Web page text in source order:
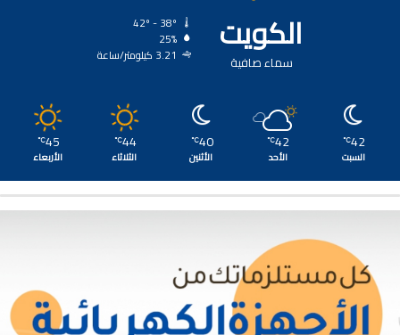
الكويت
سماء صافية
25%
3.21 كيلومتر/ساعة
42
℃
السبت
42
℃
الأحد
40
℃
الأثنين
44
℃
الثلاثاء
45
℃
الأربعاء